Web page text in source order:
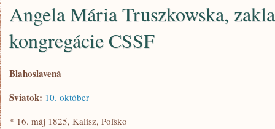
Angela Mária Truszkowska,
kongregácie CSSF
Blahoslavená
Sviatok: 10. október
* 16. máj 1825, Kalisz, Poľsko